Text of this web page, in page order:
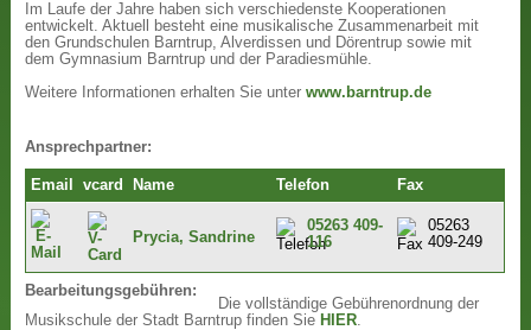
Im Laufe der Jahre haben sich verschiedenste Kooperationen
entwickelt. Aktuell besteht eine musikalische Zusammenarbeit mit
den Grundschulen Barntrup, Alverdissen und Dörentrup sowie mit
dem Gymnasium Barntrup und der Paradiesmühle.
Weitere Informationen erhalten Sie unterwww.barntrup.de
Ansprechpartner:
Email vcard Name Telefon Fax
Prycia, Sandrine
05263 409-
116
05263
409-249
Bearbeitungsgebühren:
Die vollständige Gebührenordnung der
Musikschule der Stadt Barntrup finden Sie HIER